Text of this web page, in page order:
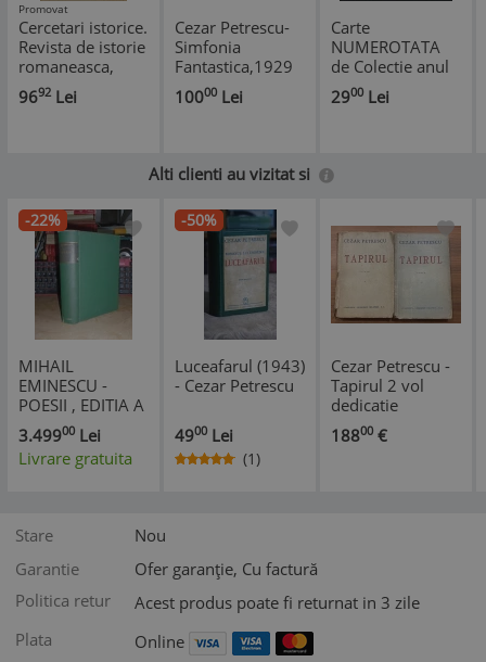
Promovat
Cercetari istorice.
Revista de istorie
romaneasca,
anul XVII VOL
XVII - 1943 - I.
9692 Lei
Cezar Petrescu-
Simfonia
Fantastica,1929
+Scrisorile unui
razes,1929
10000 Lei
Carte
NUMEROTATA
de Colectie anul
1941 -
SCRISORILE UNUI
2900 Lei
Alti clienti au vizitat si
-22%
MIHAIL
EMINESCU -
POESII , EDITIA A
SASEA , SOCEC ,
1892 + DIVERSE ,
1895
3.49900 Lei
Livrare gratuita
-50%
Luceafarul (1943)
- Cezar Petrescu
4900 Lei
(1)
Cezar Petrescu -
Tapirul 2 vol
dedicatie
autograf carte
veche rara
18800 €
Stare
Nou
Garantie
Ofer garanție, Cu factură
Politica retur
Acest produs poate fi returnat in 3 zile
Plata
Online